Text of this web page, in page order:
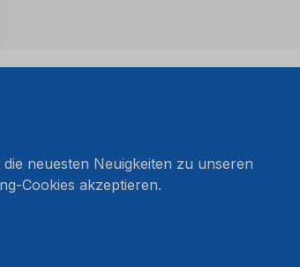
neuesten Neuigkeiten zu unseren
Cookies akzeptieren.